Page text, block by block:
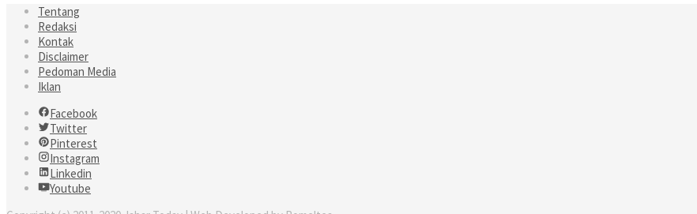
Tentang
Redaksi
Kontak
Disclaimer
Pedoman Media
Iklan
Facebook
Twitter
Pinterest
Instagram
Linkedin
Youtube